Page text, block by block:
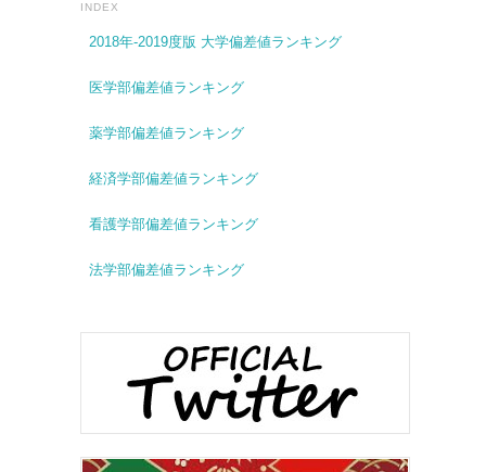
INDEX
2018年-2019度版 大学偏差値ランキング
医学部偏差値ランキング
薬学部偏差値ランキング
経済学部偏差値ランキング
看護学部偏差値ランキング
法学部偏差値ランキング